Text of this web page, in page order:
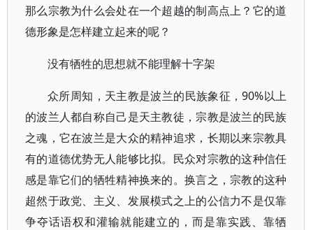
那么宗教为什么会处在一个超越的制高点上？它的道
德形象是怎样建立起来的呢？
没有牺牲的思想就不能理解十字架
众所周知，天主教是波兰的民族象征，90%以上
的波兰人都自称自己是天主教徒，宗教是波兰的民族
之魂，它在波兰是大众的精神追求，长期以来宗教具
有的道德优势无人能够比拟。民众对宗教的这种信任
感是靠它们的牺牲精神换来的。换言之，宗教的这种
超然于政党、主义、发展模式之上的公信力不是仅靠
争夺话语权和灌输就能建立的，而是靠实践、靠牺